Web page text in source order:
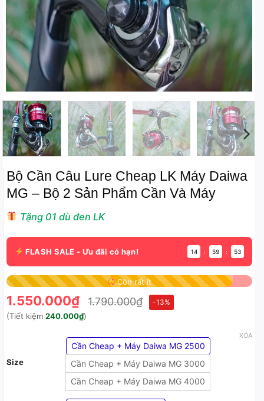
Bộ Cần Câu Lure Cheap LK Máy Daiwa
MG – Bộ 2 Sản Phẩm Cần Và Máy
Tặng 01 dù đen LK
FLASH SALE - Ưu đãi có hạn! 14 : 59 : 53
Còn rất ít
1.550.000₫ 1.790.000₫ -13%
(Tiết kiệm 240.000₫)
Size
Cần Cheap + Máy Daiwa MG 2500
Cần Cheap + Máy Daiwa MG 3000
Cần Cheap + Máy Daiwa MG 4000
XÓA